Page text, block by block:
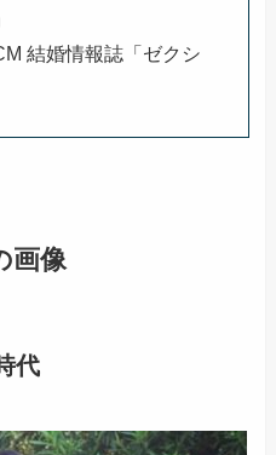
結婚情報誌「ゼクシ
画像
代